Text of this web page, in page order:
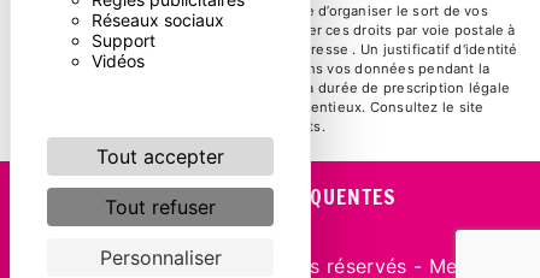
Réseaux sociaux
Support
Vidéos
Tout accepter
Tout refuser
Personnaliser
auprès d’une autorité de contrôle, ainsi que d’organiser le sort de vos
données post-mortem. Vous pouvez exercer ces droits par voie postale à
l'adresse ou par courrier électronique à l'adresse . Un justificatif d'identité
pourra vous être demandé. Nous conservons vos données pendant la
période de prise de contact puis pendant la durée de prescription légale
aux fins probatoires et de gestion des contentieux. Consultez le site
cnil.fr pour plus d’informations sur vos droits.
RECHERCHES FRÉQUENTES
Vistalid- 2026 - Tous droits réservés - Mentions